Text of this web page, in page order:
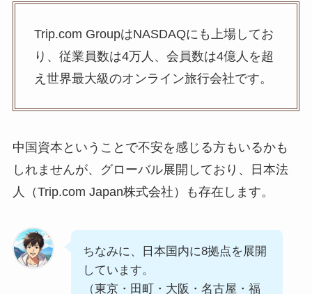
Trip.com GroupはNASDAQにも上場してお
り、従業員数は4万人、会員数は4億人を超
え世界最大級のオンライン旅行会社です。
中国資本ということで不安を感じる方もいるかも
しれませんが、グローバル展開しており、日本法
人（Trip.com Japan株式会社）も存在します。
ちなみに、日本国内に8拠点を展開
しています。
（東京・田町・大阪・名古屋・福